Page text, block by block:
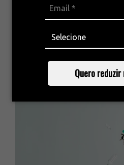
Quero reduzir
Marketing
Artigos escritos por